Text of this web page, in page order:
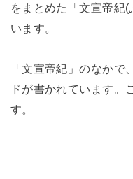
をまとめた「文宣帝紀
います。
「文宣帝紀」のなか
ドが書かれています。
す。